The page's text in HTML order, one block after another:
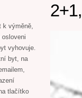
k výměně,
vyhovuje.
byt, na
tlačítko